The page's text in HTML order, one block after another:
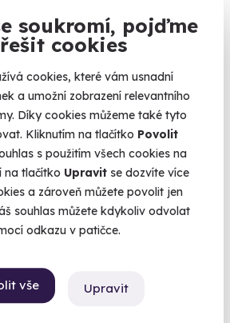
soukromí, pojďme
cookies
cookies, které vám usnadní
a umožní zobrazení relevantního
Díky cookies můžeme také tyto
Kliknutím na tlačítko Povolit
s použitím všech cookies na
na tlačítko Upravit se dozvíte více
a zároveň můžete povolit jen
souhlas můžete kdykoliv odvolat
odkazu v patičce.
vše Upravit
10.0
muscle car k vašim službám
Králové)